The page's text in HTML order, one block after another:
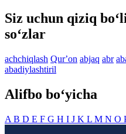
Siz uchun qiziq
so‘zlar
achchiqlash Qurʼon abjaq abr
abadiylashtiril
Alifbo bo‘yicha
A B D E F G H I J K L M N O